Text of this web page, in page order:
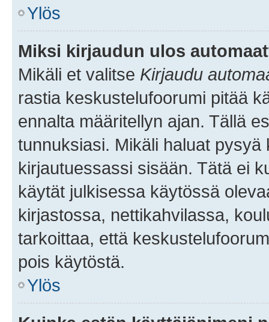
Ylös
Miksi kirjaudun ulos
Mikäli et valitse Kirjaudu
rastia keskustelufoorumi pitää
ennalta määritellyn ajan. Tällä
tunnuksiasi. Mikäli haluat
kirjautuessassi sisään. Tätä ei
käytät julkisessa käytössä
kirjastossa, nettikahvilassa,
tarkoittaa, että
pois käytöstä.
Ylös